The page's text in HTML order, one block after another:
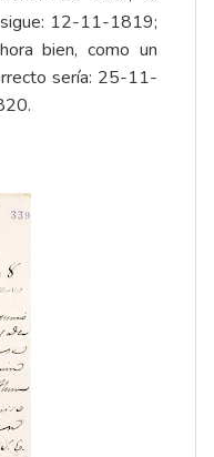
12-11-1819;
bien, como un
sería: 25-11-